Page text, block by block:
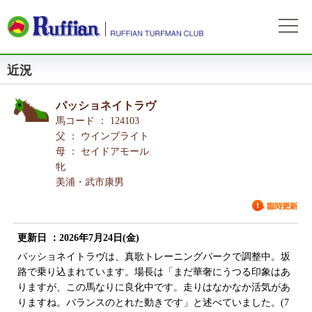
近況
パッショネイトラヴ
馬コード ： 124103
父 ： ウインブライト
母 ： セイドアモール
牝
美浦・武市康男
更新日 ：2026年7月24日(金)
パッショネイトラヴは、真歌トレーニングパークで調整中。坂
路で乗り込まれています。場長は「まだ華奢にうつる印象はあ
りますが、この馬なりに良化中です。走りはなかなか活気があ
りますね。バランスのとれた動きです」と述べていました。(7
会員サービスとイベント
会員募集
募集概要
お申込方法
費用と分配等
募集馬情報
募集馬ラインナップ
募集馬情報一覧
出走情報
出走確定
所属馬情報
近況
リンク集
リンク集
よくある質問 お問い合わせ
ログイン
自動ログイン パスワードをお忘れの方